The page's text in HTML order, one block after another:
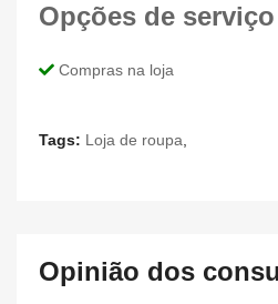
Opções de
Compras na loja
Tags: Loja de roupa
Opinião dos